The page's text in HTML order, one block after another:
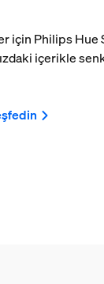
için Philips Hue
içerikle